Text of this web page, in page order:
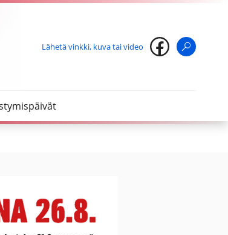
Lähetä vinkki, kuva tai video